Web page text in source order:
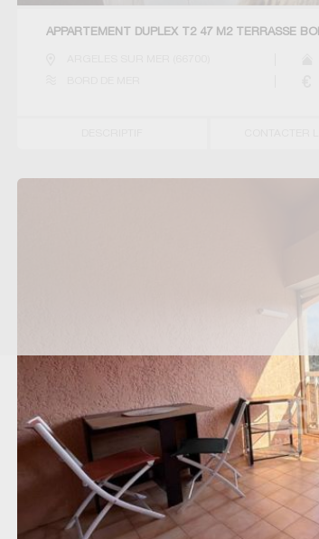
APPARTEMENT DUPLEX T2 47 M2 TERRASSE